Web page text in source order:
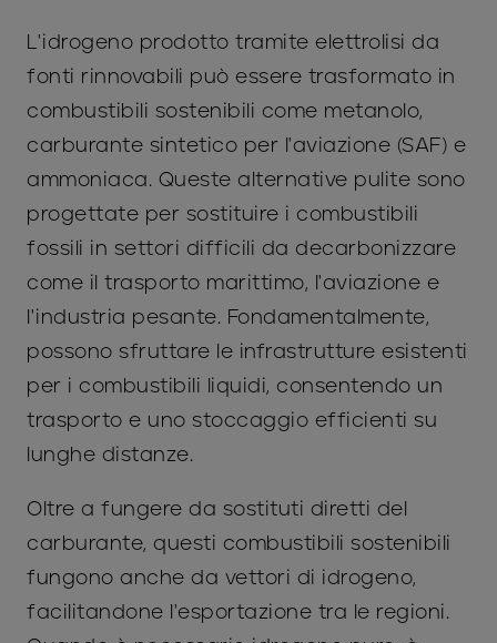
L'idrogeno prodotto tramite elettrolisi da
fonti rinnovabili può essere trasformato in
combustibili sostenibili come metanolo,
carburante sintetico per l'aviazione (SAF) e
ammoniaca. Queste alternative pulite sono
progettate per sostituire i combustibili
fossili in settori difficili da decarbonizzare
come il trasporto marittimo, l'aviazione e
l'industria pesante. Fondamentalmente,
possono sfruttare le infrastrutture esistenti
per i combustibili liquidi, consentendo un
trasporto e uno stoccaggio efficienti su
lunghe distanze.
Oltre a fungere da sostituti diretti del
carburante, questi combustibili sostenibili
fungono anche da vettori di idrogeno,
facilitandone l'esportazione tra le regioni.